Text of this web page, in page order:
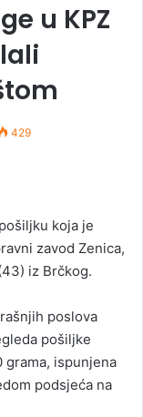
u KPZ
429
koja je
zavod Zenica,
iz Brčkog.
poslova
pošiljke
grama, ispunjena
podsjeća na